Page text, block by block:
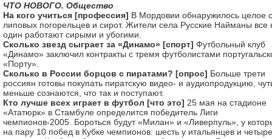
ЧТО НОВОГО. Общество
На кого учиться [профессия] В Мордовии обнаружилось целое
липовых погорельцев и сирот. Жители села Русские Найманы все
один работают сирыми и убогими.
Сколько звезд сыграет за «Динамо» [спорт] Футбольный клуб
«Динамо» заключил контракты с тремя футболистами
«Порту».
Сколько в России борцов с пиратами? [опрос] Больше трети
россиян готовы покупать пиратскую видео- и аудиопродукцию,
меньше сознаются, что так и поступают.
Кто лучше всех играет в футбол [что это] 25 мая на стадионе
«Ататюрк» в Стамбуле определится победитель Лиги
чемпионов-2005. Бороться будут «Милан» и «Ливерпуль», у
на пару 10 побед в Кубке чемпионов: шесть у итальянцев и